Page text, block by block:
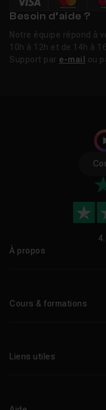
Besoin d’aide ?
Notre équipe répond à
10h à 12h et de 14h à
Support par e-mail ou
À propos
Cours & formations
Formations certifiantes
Liens utiles